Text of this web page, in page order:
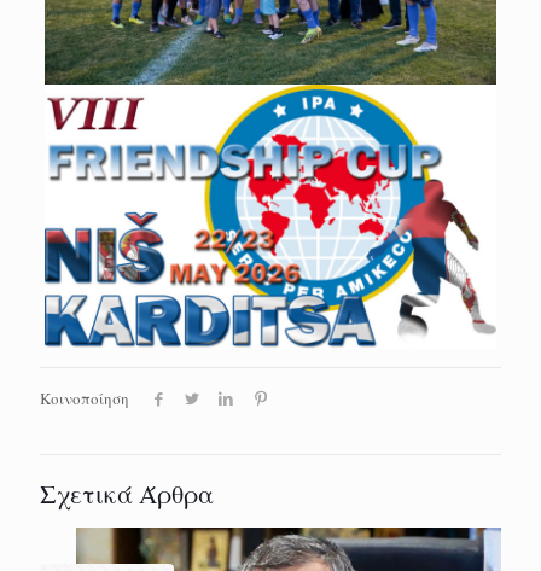
Κοινοποίηση
Σχετικά Άρθρα